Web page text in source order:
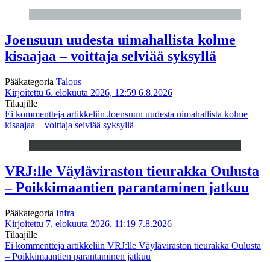
Joensuun uudesta uimahallista kolme
kisaajaa – voittaja selviää syksyllä
Pääkategoria Talous
Kirjoitettu 6. elokuuta 2026, 12:59 6.8.2026
Tilaajille
Ei kommentteja artikkeliin Joensuun uudesta uimahallista kolme
kisaajaa – voittaja selviää syksyllä
VRJ:lle Väyläviraston tieurakka Oulusta
– Poikkimaantien parantaminen jatkuu
Pääkategoria Infra
Kirjoitettu 7. elokuuta 2026, 11:19 7.8.2026
Tilaajille
Ei kommentteja artikkeliin VRJ:lle Väyläviraston tieurakka Oulusta
– Poikkimaantien parantaminen jatkuu